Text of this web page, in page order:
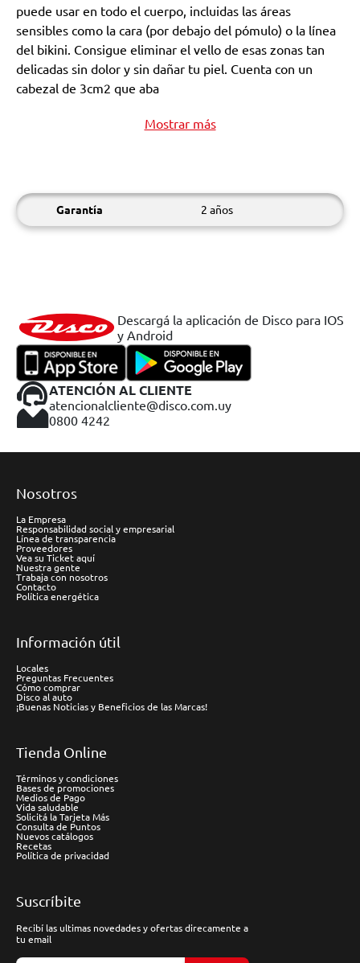
puede usar en todo el cuerpo, incluidas las áreas
sensibles como la cara (por debajo del pómulo) o la línea
del bikini. Consigue eliminar el vello de esas zonas tan
delicadas sin dolor y sin dañar tu piel. Cuenta con un
cabezal de 3cm2 que aba
Mostrar más
Garantía 2 años
Descargá la aplicación de Disco para IOS
y Android
ATENCIÓN AL CLIENTE
atencionalcliente@disco.com.uy
0800 4242
Nosotros
La Empresa
Responsabilidad social y empresarial
Línea de transparencia
Proveedores
Vea su Ticket aquí
Nuestra gente
Trabaja con nosotros
Contacto
Política energética
Información útil
Locales
Preguntas Frecuentes
Cómo comprar
Disco al auto
¡Buenas Noticias y Beneficios de las Marcas!
Tienda Online
Términos y condiciones
Bases de promociones
Medios de Pago
Vida saludable
Solicitá la Tarjeta Más
Consulta de Puntos
Nuevos catálogos
Recetas
Política de privacidad
Suscríbite
Recibí las ultimas novedades y ofertas direcamente a
tu email